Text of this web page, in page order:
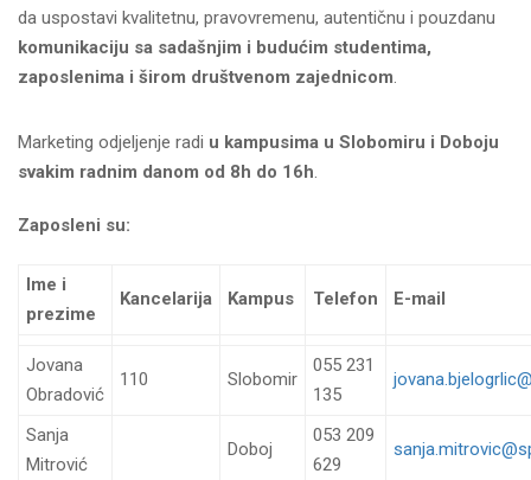
da uspostavi kvalitetnu, pravovremenu, autentičnu i pouzdanu
komunikaciju sa sadašnjim i budućim studentima,
zaposlenima i širom društvenom zajednicom.
Marketing odjeljenje radi u kampusima u Slobomiru i Doboju
svakim radnim danom od 8h do 16h.
Zaposleni su:
Ime i
prezime
Kancelarija Kampus Telefon E-mail
Jovana
Obradović
110 Slobomir
055 231
135
Sanja
Mitrović
Doboj
053 209
629